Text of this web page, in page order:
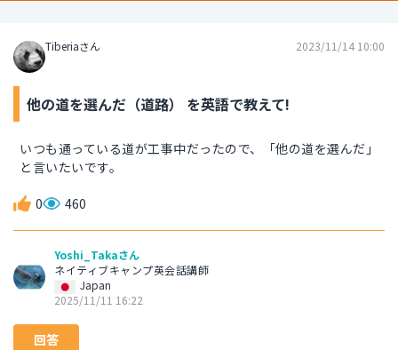
Tiberiaさん 2023/11/14 10:00
他の道を選んだ（道路） を英語で教えて!
いつも通っている道が工事中だったので、「他の道を選んだ」
と言いたいです。
0 460
Yoshi_Takaさん
ネイティブキャンプ英会話講師
Japan
2025/11/11 16:22
回答